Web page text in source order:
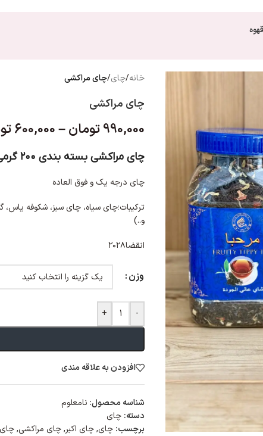
خانه/چای/چای مراکشی
چای مراکشی
990,000تومان–
600,000
چای مراکشی بسته بندی ۲۰۰ گرمی و ۳۵۰ گرمی از برند مرحبا
چای درجه یک و فوق العاده
ترکیبات؛چای سیاه، چای سبز، شکوفه
‌‌و..)
انقضا۲۰۲۸
وزن
-
+
افزودن به علاقه مندی
شناسه محصول: نامعلوم
دسته: چای
برچسب: چای,چای اکبر,چای مراکشی,